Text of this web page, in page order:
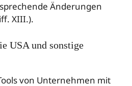
Änderungen
XIII.).
USA und sonstige
von Unternehmen mit